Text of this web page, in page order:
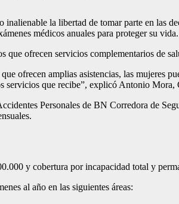
la libertad de tomar parte en las
médicos anuales para proteger su vida.
que ofrecen servicios complementarios de
ofrecen amplias asistencias, las mujeres
servicios que recibe”, explicó Antonio Mora,
Personales de BN Corredora de
y cobertura por incapacidad total y
al año en las siguientes áreas: